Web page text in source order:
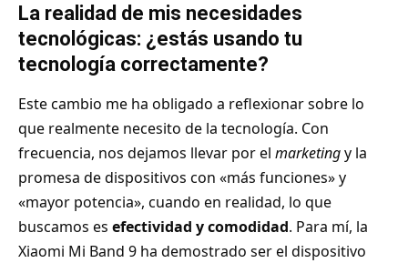
La realidad de mis necesidades
tecnológicas: ¿estás usando tu
tecnología correctamente?
Este cambio me ha obligado a reflexionar sobre lo
que realmente necesito de la tecnología. Con
frecuencia, nos dejamos llevar por el marketingy la
promesa de dispositivos con «más funciones» y
«mayor potencia», cuando en realidad, lo que
buscamos es efectividad y comodidad. Para mí, la
Xiaomi Mi Band 9 ha demostrado ser el dispositivo